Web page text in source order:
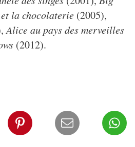
la chocolaterie (2005),
Alice au pays des merveilles
(2012).